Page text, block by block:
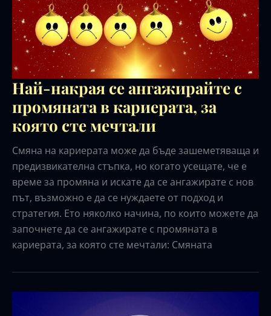
Най-накрая се ангажирайте с
промяната в кариерата, за
която сте мечтали
Смяна на кариерата може да бъде зашеметяваща и
предизвикателна стъпка, но когато усещате, че е
време за промяна и искате да се ангажирате с нов
път, възможно е да се нуждаете от подход и
стратегия. Ето няколко начина, по които можете да
започнете да се ангажирате с промяната в
кариерата, за която сте мечтали: Смяната